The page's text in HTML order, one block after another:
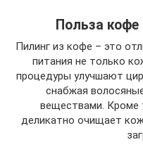
Польза
Пилинг из кофе – это
питания не только
процедуры улучшают
снабжая
веществами. Кроме
деликатно очищает